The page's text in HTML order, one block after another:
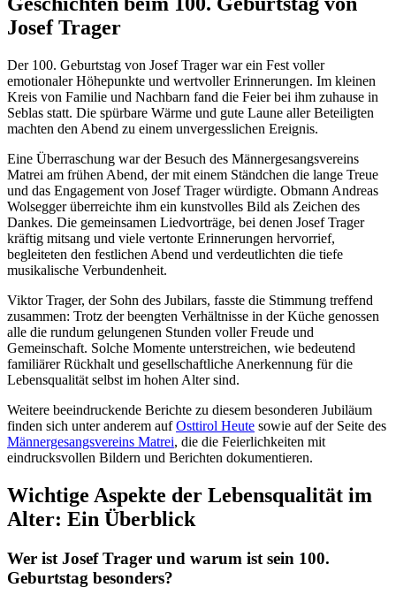
Josef Trager
Der 100. Geburtstag von Josef Trager war ein Fest voller
emotionaler Höhepunkte und wertvoller Erinnerungen. Im kleinen
Kreis von Familie und Nachbarn fand die Feier bei ihm zuhause in
Seblas statt. Die spürbare Wärme und gute Laune aller Beteiligten
machten den Abend zu einem unvergesslichen Ereignis.
Eine Überraschung war der Besuch des Männergesangsvereins
Matrei am frühen Abend, der mit einem Ständchen die lange Treue
und das Engagement von Josef Trager würdigte. Obmann Andreas
Wolsegger überreichte ihm ein kunstvolles Bild als Zeichen des
Dankes. Die gemeinsamen Liedvorträge, bei denen Josef Trager
kräftig mitsang und viele vertonte Erinnerungen hervorrief,
begleiteten den festlichen Abend und verdeutlichten die tiefe
musikalische Verbundenheit.
Viktor Trager, der Sohn des Jubilars, fasste die Stimmung treffend
zusammen: Trotz der beengten Verhältnisse in der Küche genossen
alle die rundum gelungenen Stunden voller Freude und
Gemeinschaft. Solche Momente unterstreichen, wie bedeutend
familiärer Rückhalt und gesellschaftliche Anerkennung für die
Lebensqualität selbst im hohen Alter sind.
Weitere beeindruckende Berichte zu diesem besonderen Jubiläum
finden sich unter anderem aufOsttirol Heute sowie auf der Seite des
Männergesangsvereins Matrei, die die Feierlichkeiten mit
eindrucksvollen Bildern und Berichten dokumentieren.
Wichtige Aspekte der Lebensqualität im
Alter: Ein Überblick
Wer ist Josef Trager und warum ist sein 100.
Geburtstag besonders?